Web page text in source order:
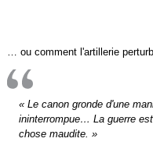
… ou comment l'artillerie
« Le canon gronde d'une
ininterrompue… La guerre
chose maudite. »